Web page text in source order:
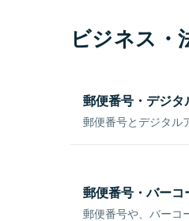
ビジネス・
郵便番号・デジ
郵便番号とデジタル
郵便番号・バー
郵便番号や、バーコ